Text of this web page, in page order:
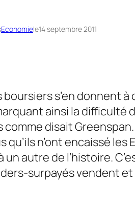
Economiele14 septembre 2011
boursiers s’en donnent
ainsi la difficulté
comme disait
qu’ils n’ont encaissé
un autre de l’histoire.
surpayésvendent et